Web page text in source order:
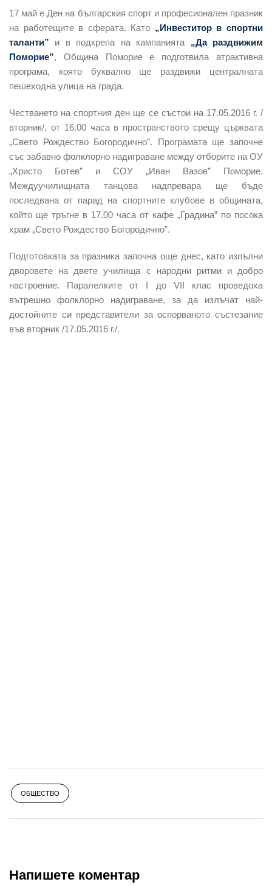
17 май е Ден на българския спорт и професионален празник
на работещите в сферата. Като „Инвеститор в спортни
таланти” и в подкрепа на кампанията „Да раздвижим
Поморие”, Община Поморие е подготвила атрактивна
програма, която буквално ще раздвижи централната
пешеходна улица на града.
Честването на спортния ден ще се състои на 17.05.2016 г. /
вторник/, от 16.00 часа в пространството ­­срещу църквата
„Свето Рождество Богородично”. Програмата ще започне
със забавно фолклорно надиграване между отборите на ОУ
„Христо Ботев” и СОУ „Иван Вазов” Поморие.
Междуучилищната танцова надпревара ще бъде
последвана от парад на спортните клубове в общината,
който ще тръгне в 17.00 часа от кафе „Градина” по посока
храм „Свето Рождество Богородично”.
Подготовката за празника започна още днес, като изпълни
дворовете на двете училища с народни ритми и добро
настроение. Паралелките от I до VII клас проведоха
вътрешно фолклорно надиграване, за да излъчат най-
достойните си представители за оспорваното състезание
във вторник /17.05.2016 г./.
ОБЩЕСТВО
Напишете коментар